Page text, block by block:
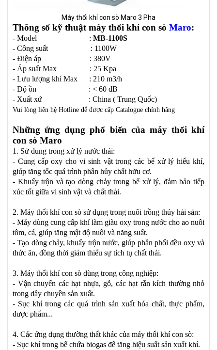
Máy thổi khí con sò Maro 3 Pha
Thông số kỹ thuật máy thổi khí con sò Maro:
- Model : MB-1100S
- Công suất : 1100W
- Điện áp : 380V
- Áp suất Max : 25 Kpa
- Lưu lượng khí Max : 210 m3/h
- Độ ồn : < 60 dB
- Xuất xứ : China ( Trung Quốc)
Vui lòng liên hệ Hotline để được cấp Catalogue chính hãng
Những ứng dụng phổ biến của máy thổi khí
con sò Maro
1. Sử dung trong xử lý nước thải:
- Cung cấp oxy cho vi sinh vật trong các bể xử lý hiếu khí,
giúp tăng tốc quá trình phân hủy chất hữu cơ.
- Khuấy trộn và tạo dòng chảy trong bể xử lý, đảm bảo tiếp
xúc tốt giữa vi sinh vật và chất thải.
2. Máy thổi khí con sò sử dụng trong nuôi trồng thủy hải sản:
- Máy dùng cung cấp khí làm giàu oxy trong nước cho ao nuôi
tôm, cá, giúp tăng mật độ nuôi và năng suất.
- Tạo dòng chảy, khuấy trộn nước, giúp phân phối đều oxy và
thức ăn, đồng thời giảm thiểu sự tích tụ chất thải.
3. Máy thổi khí con sò dùng trong công nghiệp:
- Vận chuyển các hạt nhựa, gỗ, các hạt rắn kích thường nhỏ
trong dây chuyền sản xuất.
- Sục khí trong các quá trình sản xuất hóa chất, thực phẩm,
dược phẩm...
4. Các ứng dụng thường thất khác của máy thổi khí con sò:
- Sục khí trong bể chứa biogas để tăng hiệu suất sản xuất khí.